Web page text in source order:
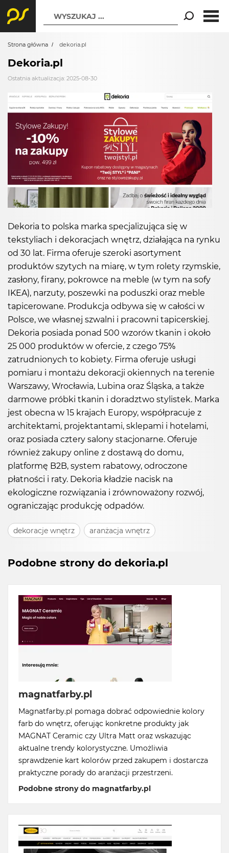
WYSZUKAJ ...
Strona główna dekoria.pl
Dekoria.pl
Ostatnia aktualizacja: 2025-08-30
Dekoria to polska marka specjalizująca się w
tekstyliach i dekoracjach wnętrz, działająca na rynku
od 30 lat. Firma oferuje szeroki asortyment
produktów szytych na miarę, w tym rolety rzymskie,
zasłony, firany, pokrowce na meble (w tym na sofy
IKEA), narzuty, poszewki na poduszki oraz meble
tapicerowane. Produkcja odbywa się w całości w
Polsce, we własnej szwalni i pracowni tapicerskiej.
Dekoria posiada ponad 500 wzorów tkanin i około
25 000 produktów w ofercie, z czego 75%
zatrudnionych to kobiety. Firma oferuje usługi
pomiaru i montażu dekoracji okiennych na terenie
Warszawy, Wrocławia, Lubina oraz Śląska, a także
darmowe próbki tkanin i doradztwo stylistek. Marka
jest obecna w 15 krajach Europy, współpracuje z
architektami, projektantami, sklepami i hotelami,
oraz posiada cztery salony stacjonarne. Oferuje
również zakupy online z dostawą do domu,
platformę B2B, system rabatowy, odroczone
płatności i raty. Dekoria kładzie nacisk na
ekologiczne rozwiązania i zrównoważony rozwój,
ograniczając produkcję odpadów.
dekoracje wnętrz aranżacja wnętrz
Podobne strony do dekoria.pl
magnatfarby.pl
Magnatfarby.pl pomaga dobrać odpowiednie kolory
farb do wnętrz, oferując konkretne produkty jak
MAGNAT Ceramic czy Ultra Matt oraz wskazując
aktualne trendy kolorystyczne. Umożliwia
sprawdzenie kart kolorów przed zakupem i dostarcza
praktyczne porady do aranżacji przestrzeni.
Podobne strony do magnatfarby.pl